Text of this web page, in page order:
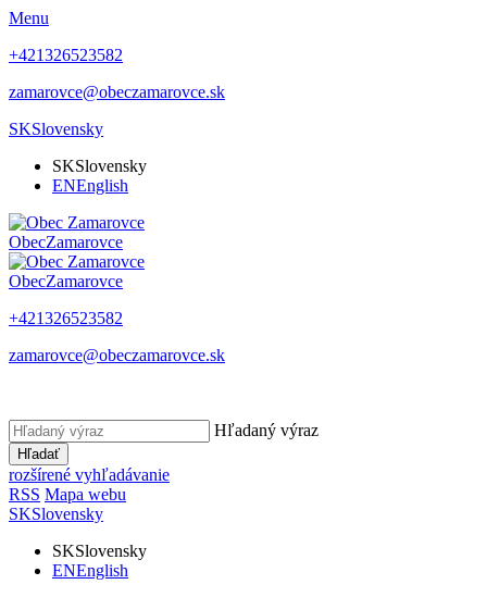
Menu
+421326523582
zamarovce@obeczamarovce.sk
SKSlovensky
SKSlovensky
ENEnglish
ObecZamarovce
ObecZamarovce
+421326523582
zamarovce@obeczamarovce.sk
Hľadaný výraz
Hľadať
rozšírené vyhľadávanie
RSS Mapa webu
SKSlovensky
SKSlovensky
ENEnglish